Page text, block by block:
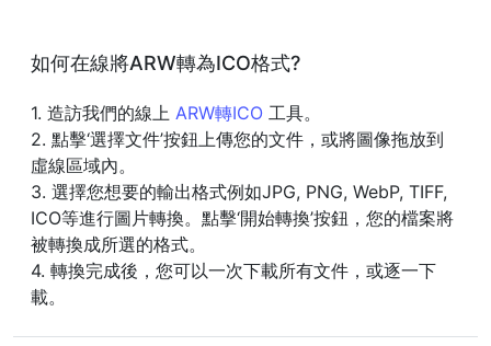
如何在線將ARW轉為ICO格式?
1. 造訪我們的線上 ARW轉ICO 工具。
2. 點擊‘選擇文件’按鈕上傳您的文件，或將圖像拖放到
虛線區域內。
3. 選擇您想要的輸出格式例如JPG, PNG, WebP, TIFF,
ICO等進行圖片轉換。點擊‘開始轉換’按鈕，您的檔案將
被轉換成所選的格式。
4. 轉換完成後，您可以一次下載所有文件，或逐一下
載。